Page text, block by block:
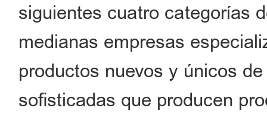
siguientes cuatro categorías
medianas empresas
productos nuevos y únicos
sofisticadas que producen